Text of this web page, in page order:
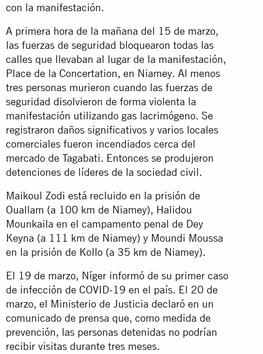
con la manifestación.
A primera hora de la mañana del 15 de marzo,
las fuerzas de seguridad bloquearon todas las
calles que llevaban al lugar de la manifestación,
Place de la Concertation, en Niamey. Al menos
tres personas murieron cuando las fuerzas de
seguridad disolvieron de forma violenta la
manifestación utilizando gas lacrimógeno. Se
registraron daños significativos y varios locales
comerciales fueron incendiados cerca del
mercado de Tagabati. Entonces se produjeron
detenciones de líderes de la sociedad civil.
Maikoul Zodi está recluido en la prisión de
Ouallam (a 100 km de Niamey), Halidou
Mounkaila en el campamento penal de Dey
Keyna (a 111 km de Niamey) y Moundi Moussa
en la prisión de Kollo (a 35 km de Niamey).
El 19 de marzo, Níger informó de su primer caso
de infección de COVID-19 en el país. El 20 de
marzo, el Ministerio de Justicia declaró en un
comunicado de prensa que, como medida de
prevención, las personas detenidas no podrían
recibir visitas durante tres meses.